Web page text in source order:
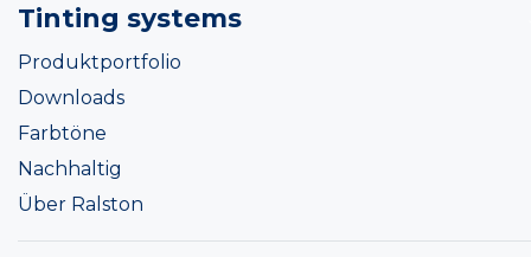
Tinting systems
Produktportfolio
Downloads
Farbtöne
Nachhaltig
Über Ralston